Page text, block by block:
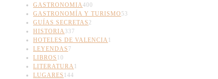
GASTRONOMIA400
GASTRONOMÍA Y TURISMO 53
GUÍAS SECRETAS 2
HISTORIA 337
HOTELES DE VALENCIA 1
LEYENDAS 7
LIBROS 10
LITERATURA 1
LUGARES 144